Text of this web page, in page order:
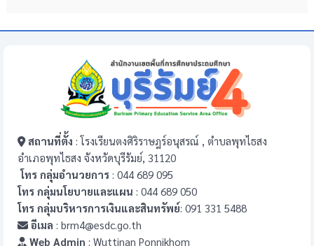
สถานที่ตั้ง : โรงเรียนตงศิริราษฎร์อนุสรณ์ , ตำบลพุทไธสง
อำเภอพุทไธสง จังหวัดบุรีรัมย์, 31120
โทร กลุ่มอำนวยการ : 044 689 095
โทร กลุ่มนโยบายและแผน : 044 689 050
โทร กลุ่มบริหารการเงินและสินทรัพย์: 091 331 5488
อีเมล : brm4@esdc.go.th
Web Admin : Wuttinan Ponnikhom